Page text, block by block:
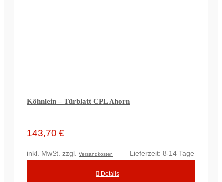
Köhnlein – Türblatt CPL Ahorn
143,70 €
inkl. MwSt. zzgl. Versandkosten Lieferzeit: 8-14 Tage
Details